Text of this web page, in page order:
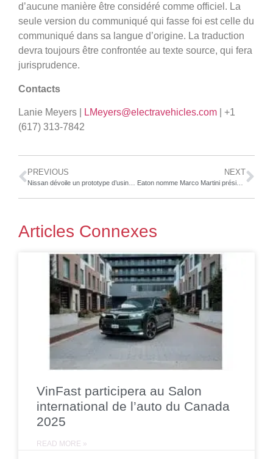
d’aucune manière être considéré comme officiel. La
seule version du communiqué qui fasse foi est celle du
communiqué dans sa langue d’origine. La traduction
devra toujours être confrontée au texte source, qui fera
jurisprudence.
Contacts
Lanie Meyers | LMeyers@electravehicles.com | +1
(617) 313-7842
PREVIOUS NEXT
Eaton nomme Marco Martini président de sa division Véhicules (Vehicle Group) pour la région Europe, Moyen-Orient et Afrique
Articles Connexes
VinFast participera au Salon
international de l’auto du Canada
2025
READ MORE »